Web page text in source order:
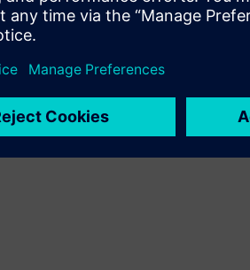
proizvoda i vlastitog proizvoda